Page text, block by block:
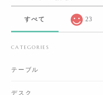
すべて 23
CATEGORIES
テーブル
デスク